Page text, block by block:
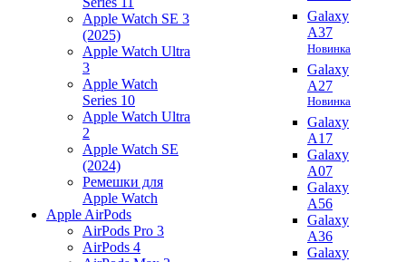
Apple Watch SE 3
(2025)
Apple Watch Ultra
3
Apple Watch
Series 10
Apple Watch Ultra
2
Apple Watch SE
(2024)
Ремешки для
Apple Watch
Apple AirPods
AirPods Pro 3
AirPods 4
Galaxy
A37
Новинка
Galaxy
A27
Новинка
Galaxy
A17
Galaxy
A07
Galaxy
A56
Galaxy
A36
Galaxy